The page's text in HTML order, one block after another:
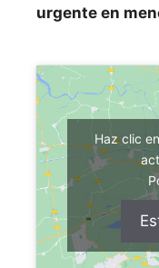
urgente en
Haz clic